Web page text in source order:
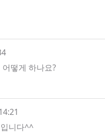
떻게 하나요?
니다^^